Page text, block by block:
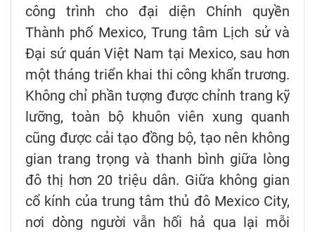
công trình cho đại diện Chính quyền
Thành phố Mexico, Trung tâm Lịch sử và
Đại sứ quán Việt Nam tại Mexico, sau hơn
một tháng triển khai thi công khẩn trương.
Không chỉ phần tượng được chỉnh trang kỹ
lưỡng, toàn bộ khuôn viên xung quanh
cũng được cải tạo đồng bộ, tạo nên không
gian trang trọng và thanh bình giữa lòng
đô thị hơn 20 triệu dân. Giữa không gian
cổ kính của trung tâm thủ đô Mexico City,
nơi dòng người vẫn hối hả qua lại mỗi